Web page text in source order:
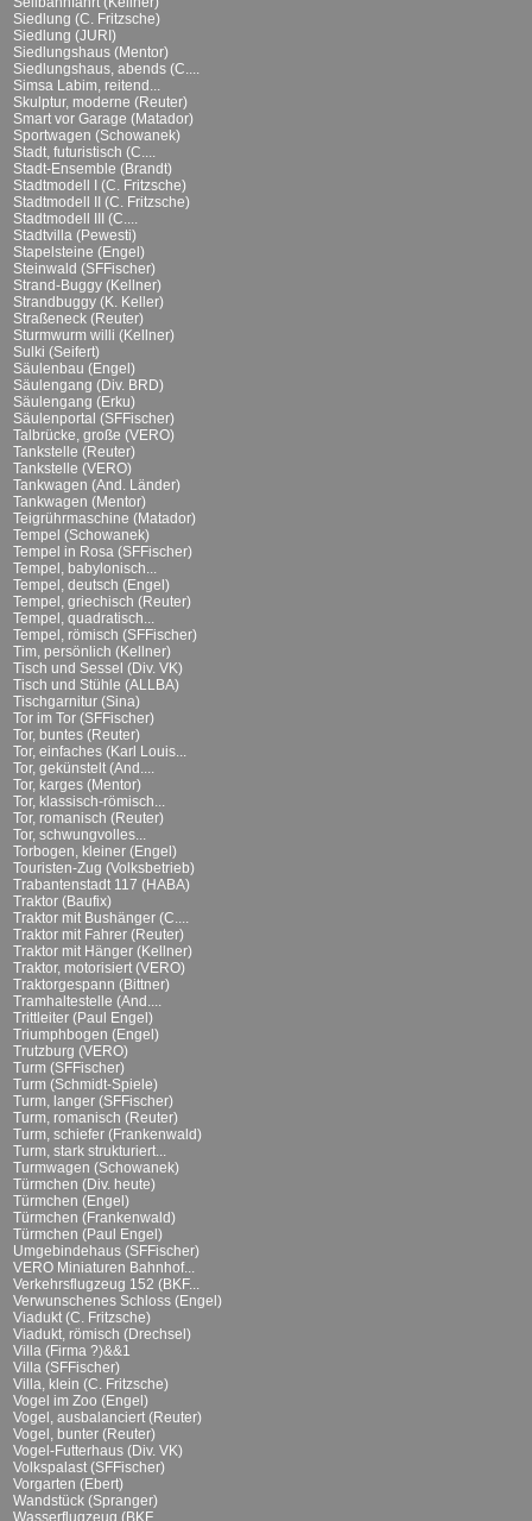
Siedlung (C. Fritzsche)
Siedlung (JURI)
Siedlungshaus (Mentor)
Siedlungshaus, abends (C....
Simsa Labim, reitend...
Skulptur, moderne (Reuter)
Smart vor Garage (Matador)
Sportwagen (Schowanek)
Stadt, futuristisch (C....
Stadt-Ensemble (Brandt)
Stadtmodell I (C. Fritzsche)
Stadtmodell II (C. Fritzsche)
Stadtmodell III (C....
Stadtvilla (Pewesti)
Stapelsteine (Engel)
Steinwald (SFFischer)
Strand-Buggy (Kellner)
Strandbuggy (K. Keller)
Straßeneck (Reuter)
Sturmwurm willi (Kellner)
Sulki (Seifert)
Säulenbau (Engel)
Säulengang (Div. BRD)
Säulengang (Erku)
Säulenportal (SFFischer)
Talbrücke, große (VERO)
Tankstelle (Reuter)
Tankstelle (VERO)
Tankwagen (And. Länder)
Tankwagen (Mentor)
Teigrührmaschine (Matador)
Tempel (Schowanek)
Tempel in Rosa (SFFischer)
Tempel, babylonisch...
Tempel, deutsch (Engel)
Tempel, griechisch (Reuter)
Tempel, quadratisch...
Tempel, römisch (SFFischer)
Tim, persönlich (Kellner)
Tisch und Sessel (Div. VK)
Tisch und Stühle (ALLBA)
Tischgarnitur (Sina)
Tor im Tor (SFFischer)
Tor, buntes (Reuter)
Tor, einfaches (Karl Louis...
Tor, gekünstelt (And....
Tor, karges (Mentor)
Tor, klassisch-römisch...
Tor, romanisch (Reuter)
Tor, schwungvolles...
Torbogen, kleiner (Engel)
Touristen-Zug (Volksbetrieb)
Trabantenstadt 117 (HABA)
Traktor (Baufix)
Traktor mit Bushänger (C....
Traktor mit Fahrer (Reuter)
Traktor mit Hänger (Kellner)
Traktor, motorisiert (VERO)
Traktorgespann (Bittner)
Tramhaltestelle (And....
Trittleiter (Paul Engel)
Triumphbogen (Engel)
Trutzburg (VERO)
Turm (SFFischer)
Turm (Schmidt-Spiele)
Turm, langer (SFFischer)
Turm, romanisch (Reuter)
Turm, schiefer (Frankenwald)
Turm, stark strukturiert...
Turmwagen (Schowanek)
Türmchen (Div. heute)
Türmchen (Engel)
Türmchen (Frankenwald)
Türmchen (Paul Engel)
Umgebindehaus (SFFischer)
VERO Miniaturen Bahnhof...
Verkehrsflugzeug 152 (BKF...
Verwunschenes Schloss (Engel)
Viadukt (C. Fritzsche)
Viadukt, römisch (Drechsel)
Villa (Firma ?)&&1
Villa (SFFischer)
Villa, klein (C. Fritzsche)
Vogel im Zoo (Engel)
Vogel, ausbalanciert (Reuter)
Vogel, bunter (Reuter)
Vogel-Futterhaus (Div. VK)
Volkspalast (SFFischer)
Vorgarten (Ebert)
Wandstück (Spranger)
Wasserflugzeug (BKF